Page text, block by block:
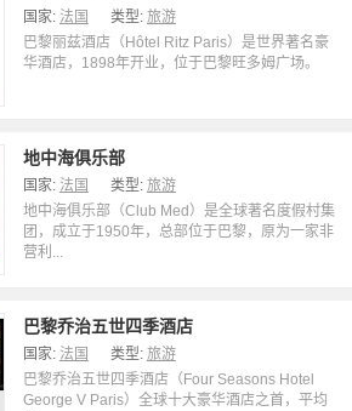
国家: 法国 类型: 旅游
巴黎丽兹酒店（Hôtel Ritz Paris）是世界著名豪
华酒店，1898年开业，位于巴黎旺多姆广场。
地中海俱乐部
国家: 法国 类型: 旅游
地中海俱乐部（Club Med）是全球著名度假村集
团，成立于1950年，总部位于巴黎，原为一家非
营利...
巴黎乔治五世四季酒店
国家: 法国 类型: 旅游
巴黎乔治五世四季酒店（Four Seasons Hotel
George V Paris）全球十大豪华酒店之首，平均